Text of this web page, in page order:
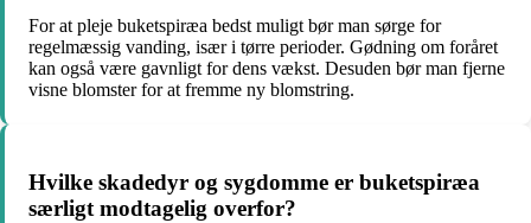
For at pleje buketspiræa bedst muligt bør man sørge for
regelmæssig vanding, især i tørre perioder. Gødning om foråret
kan også være gavnligt for dens vækst. Desuden bør man fjerne
visne blomster for at fremme ny blomstring.
Hvilke skadedyr og sygdomme er buketspiræa
særligt modtagelig overfor?